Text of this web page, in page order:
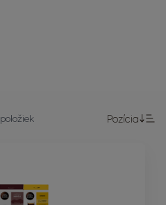
položiek
Pozícia